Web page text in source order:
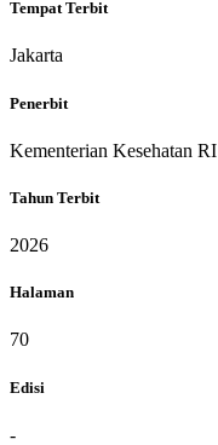
Tempat Terbit
Jakarta
Penerbit
Kementerian Kesehatan RI
Tahun Terbit
2026
Halaman
70
Edisi
-